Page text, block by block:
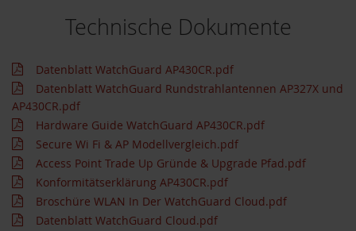
Technische Dokumente
Datenblatt WatchGuard AP430CR.pdf
Datenblatt WatchGuard Rundstrahlantennen AP327X und
AP430CR.pdf
Hardware Guide WatchGuard AP430CR.pdf
Secure Wi Fi & AP Modellvergleich.pdf
Access Point Trade Up Gründe & Upgrade Pfad.pdf
Konformitätserklärung AP430CR.pdf
Broschüre WLAN In Der WatchGuard Cloud.pdf
Datenblatt WatchGuard Cloud.pdf